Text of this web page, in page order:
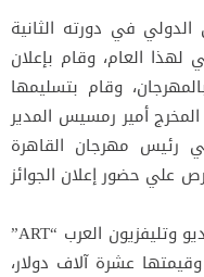
الدولي في دورته الثانية
لهذا العام، وقام بإعلان
وقام بتسليمها
أمير رمسيس المدير
رئيس مهرجان القاهرة
علي حضور إعلان الجوائز
وفاز فيلم “برزخ” الفلسطيني بجائزة راديو وتليفزيون العرب “ART”
عشرة آلاف دولار،